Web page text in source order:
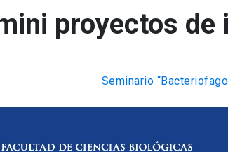
proyectos de
Seminario